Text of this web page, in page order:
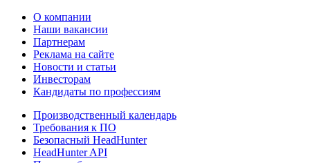
О компании
Наши вакансии
Партнерам
Реклама на сайте
Новости и статьи
Инвесторам
Кандидаты по профессиям
Производственный календарь
Требования к ПО
Безопасный HeadHunter
HeadHunter API